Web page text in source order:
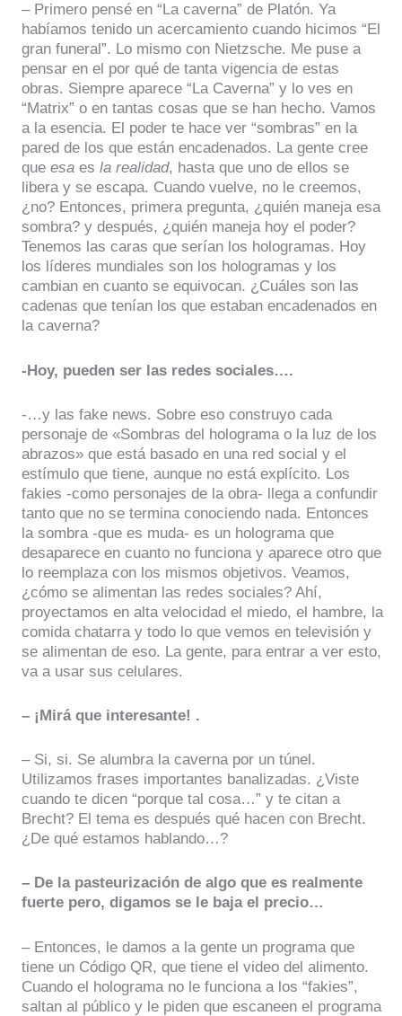
– Primero pensé en “La caverna” de Platón. Ya
habíamos tenido un acercamiento cuando hicimos “El
gran funeral”. Lo mismo con Nietzsche. Me puse a
pensar en el por qué de tanta vigencia de estas
obras. Siempre aparece “La Caverna” y lo ves en
“Matrix” o en tantas cosas que se han hecho. Vamos
a la esencia. El poder te hace ver “sombras” en la
pared de los que están encadenados. La gente cree
que esa es la realidad, hasta que uno de ellos se
libera y se escapa. Cuando vuelve, no le creemos,
¿no? Entonces, primera pregunta, ¿quién maneja esa
sombra? y después, ¿quién maneja hoy el poder?
Tenemos las caras que serían los hologramas. Hoy
los líderes mundiales son los hologramas y los
cambian en cuanto se equivocan. ¿Cuáles son las
cadenas que tenían los que estaban encadenados en
la caverna?
-Hoy, pueden ser las redes sociales….
-…y las fake news. Sobre eso construyo cada
personaje de «Sombras del holograma o la luz de los
abrazos» que está basado en una red social y el
estímulo que tiene, aunque no está explícito. Los
fakies -como personajes de la obra- llega a confundir
tanto que no se termina conociendo nada. Entonces
la sombra -que es muda- es un holograma que
desaparece en cuanto no funciona y aparece otro que
lo reemplaza con los mismos objetivos. Veamos,
¿cómo se alimentan las redes sociales? Ahí,
proyectamos en alta velocidad el miedo, el hambre, la
comida chatarra y todo lo que vemos en televisión y
se alimentan de eso. La gente, para entrar a ver esto,
va a usar sus celulares.
– ¡Mirá que interesante! .
– Si, si. Se alumbra la caverna por un túnel.
Utilizamos frases importantes banalizadas. ¿Viste
cuando te dicen “porque tal cosa…” y te citan a
Brecht? El tema es después qué hacen con Brecht.
¿De qué estamos hablando…?
– De la pasteurización de algo que es realmente
fuerte pero, digamos se le baja el precio…
– Entonces, le damos a la gente un programa que
tiene un Código QR, que tiene el video del alimento.
Cuando el holograma no le funciona a los “fakies”,
saltan al público y le piden que escaneen el programa